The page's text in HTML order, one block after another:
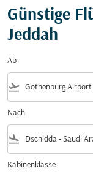
Günstige
Jeddah
Ab
flight_takeoff
Nach
flight_land
Kabinenklasse